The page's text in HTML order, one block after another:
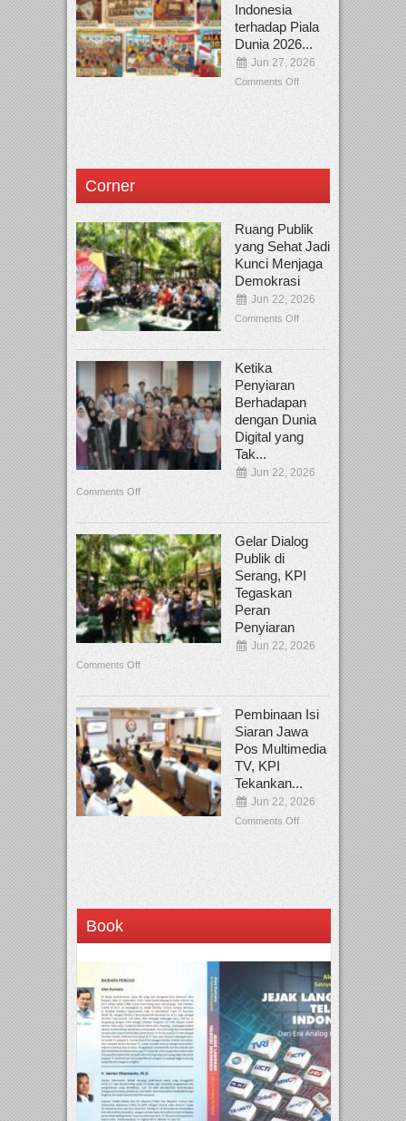
Indonesia
terhadap Piala
Dunia 2026...
Jun 27, 2026
Comments Off
Corner
Ruang Publik
yang Sehat Jadi
Kunci Menjaga
Demokrasi
Jun 22, 2026
Comments Off
Ketika
Penyiaran
Berhadapan
dengan Dunia
Digital yang
Tak...
Jun 22, 2026
Comments Off
Gelar Dialog
Publik di
Serang, KPI
Tegaskan
Peran
Penyiaran
Jun 22, 2026
Comments Off
Pembinaan Isi
Siaran Jawa
Pos Multimedia
TV, KPI
Tekankan...
Jun 22, 2026
Comments Off
Book